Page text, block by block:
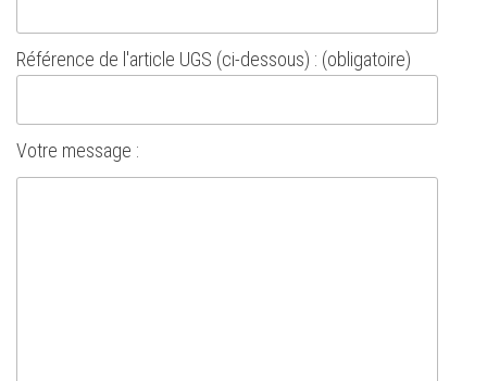
Référence de l'article UGS (ci-dessous) : (obligatoire)
Votre message :